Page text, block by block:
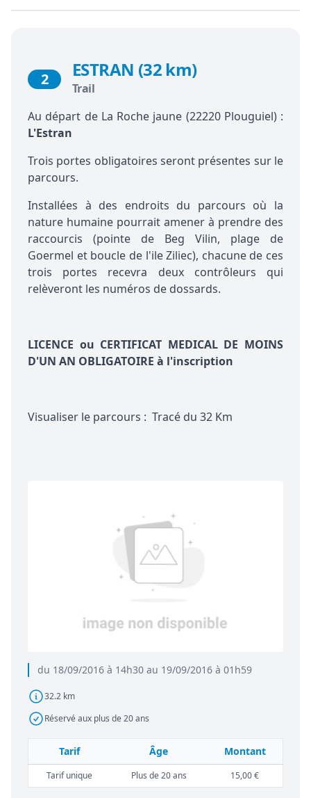
du 18/09/2016 à 14h30 au 19/09/2016 à 01h59
32.2 km
Réservé aux plus de 20 ans
2 ESTRAN (32 km)
Trail
Au départ de La Roche jaune (22220 Plouguiel) :
L'Estran
Trois portes obligatoires seront présentes sur le
parcours.
Installées à des endroits du parcours où la
nature humaine pourrait amener à prendre des
raccourcis (pointe de Beg Vilin, plage de
Goermel et boucle de l'ile Ziliec), chacune de ces
trois portes recevra deux contrôleurs qui
relèveront les numéros de dossards.
LICENCE ou CERTIFICAT MEDICAL DE MOINS
D'UN AN OBLIGATOIRE à l'inscription
Visualiser le parcours : Tracé du 32 Km
Tarif Âge Montant
Tarif unique Plus de 20 ans 15,00 €